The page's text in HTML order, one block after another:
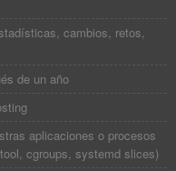
cambios, retos,
de un año
aplicaciones o procesos
cgroups, systemd slices)